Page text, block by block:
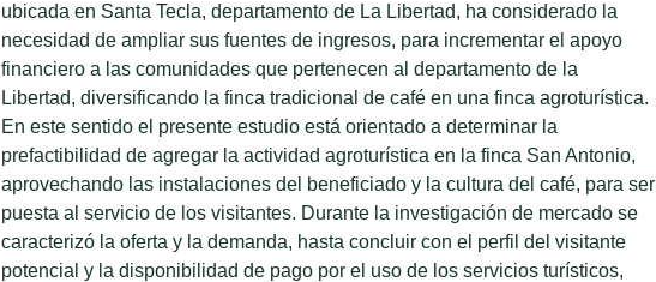
ubicada en Santa Tecla, departamento de La Libertad, ha considerado la
necesidad de ampliar sus fuentes de ingresos, para incrementar el apoyo
financiero a las comunidades que pertenecen al departamento de la
Libertad, diversificando la finca tradicional de café en una finca agroturística.
En este sentido el presente estudio está orientado a determinar la
prefactibilidad de agregar la actividad agroturística en la finca San Antonio,
aprovechando las instalaciones del beneficiado y la cultura del café, para ser
puesta al servicio de los visitantes. Durante la investigación de mercado se
caracterizó la oferta y la demanda, hasta concluir con el perfil del visitante
potencial y la disponibilidad de pago por el uso de los servicios turísticos,